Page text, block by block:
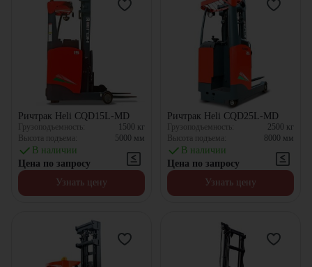
Ричтрак Heli CQD15L-MD
Грузоподъемность: 1500 кг
Высота подъема:
5000 мм
В наличии
Цена по запросу
Узнать цену
Ричтрак Heli CQD25L-MD
Грузоподъемность: 2500 кг
Высота подъема:
8000 мм
В наличии
Цена по запросу
Узнать цену